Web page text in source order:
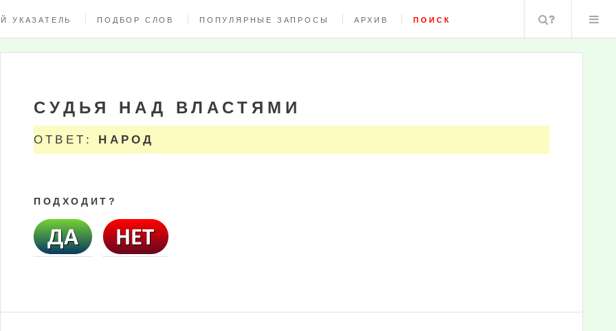
УКАЗАТЕЛЬ ПОДБОР СЛОВ ПОПУЛЯРНЫЕ ЗАПРОСЫ АРХИВ ПОИСК Поиск
СУДЬЯ НАД ВЛАСТЯМИ
ОТВЕТ: НАРОД
ПОДХОДИТ?